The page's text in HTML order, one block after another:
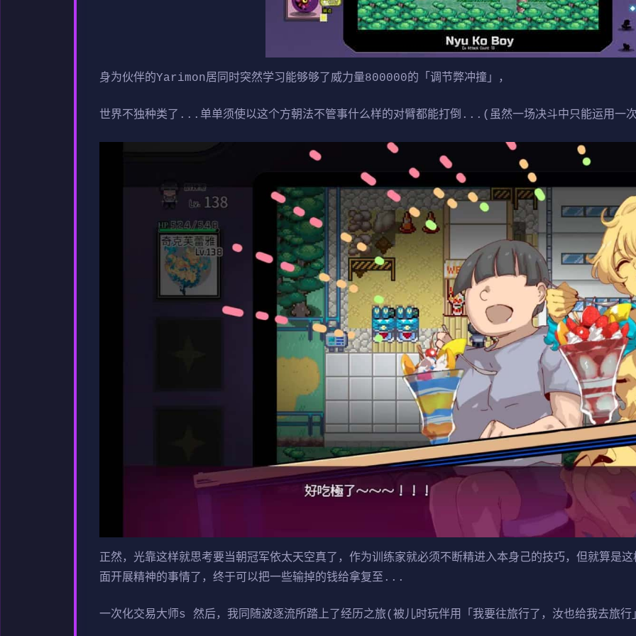
身为伙伴的Yarimon居同时突然学习能够够了威力量800000的「调节弊冲撞」，
世界不独种类了...单单须使以这个方朝法不管事什么样的对臂都能打倒...(虽然一场决斗中只能运用一
正然，光靠这样就思考要当朝冠军依太天空真了，作为训练家就必须不断精进入本身己的技巧，但就算是
面开展精神的事情了，终于可以把一些输掉的钱给拿复至...
一次化交易大师s 然后，我同随波逐流所踏上了经历之旅(被儿时玩伴用「我要往旅行了，汝也给我去旅